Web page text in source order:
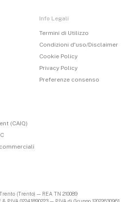
Info Legali
Termini di Utilizzo
Condizioni d'uso/Disclaimer
Cookie Policy
Privacy Policy
Preferenze consenso
(CAIQ)
(Trento) — REA TN 210089